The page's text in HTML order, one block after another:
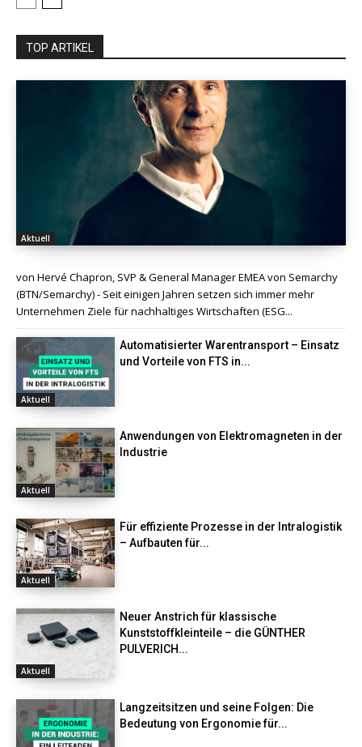
TOP ARTIKEL
Aktuell
von Hervé Chapron, SVP & General Manager EMEA von Semarchy
(BTN/Semarchy) - Seit einigen Jahren setzen sich immer mehr
Unternehmen Ziele für nachhaltiges Wirtschaften (ESG...
Aktuell
Automatisierter Warentransport – Einsatz
und Vorteile von FTS in...
Aktuell
Anwendungen von Elektromagneten in der
Industrie
Aktuell
Für effiziente Prozesse in der Intralogistik
– Aufbauten für...
Aktuell
Neuer Anstrich für klassische
Kunststoffkleinteile – die GÜNTHER
PULVERICH...
Langzeitsitzen und seine Folgen: Die
Bedeutung von Ergonomie für...